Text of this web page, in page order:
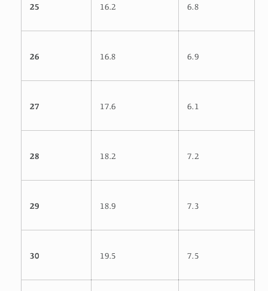
25 16.2 6.8
26 16.8 6.9
27 17.6 6.1
28 18.2 7.2
29 18.9 7.3
30 19.5 7.5